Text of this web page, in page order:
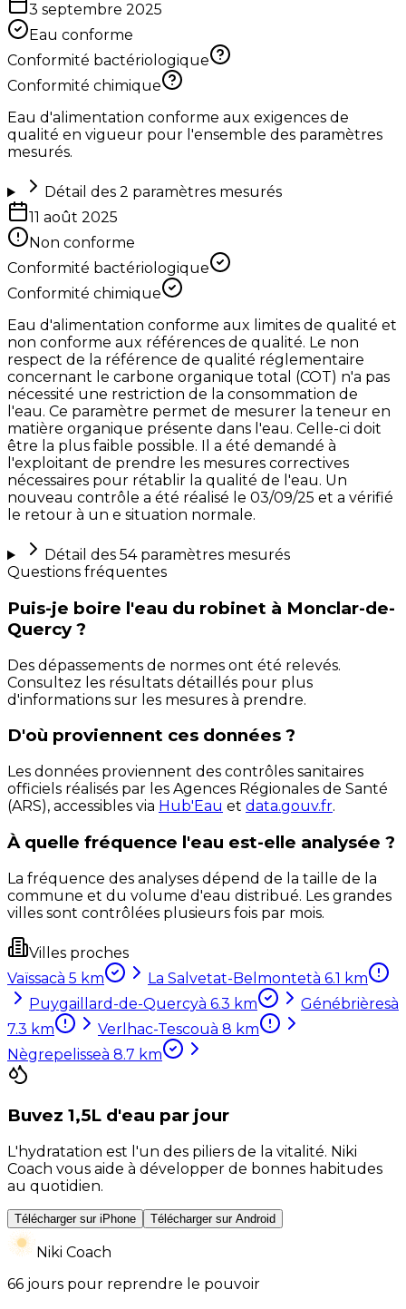
3 septembre 2025
Eau conforme
Conformité bactériologique
Conformité chimique
Eau d'alimentation conforme aux exigences de
qualité en vigueur pour l'ensemble des paramètres
mesurés.
Détail des 2 paramètres mesurés
11 août 2025
Non conforme
Conformité bactériologique
Conformité chimique
Eau d'alimentation conforme aux limites de qualité et
non conforme aux références de qualité. Le non
respect de la référence de qualité réglementaire
concernant le carbone organique total (COT) n'a pas
nécessité une restriction de la consommation de
l'eau. Ce paramètre permet de mesurer la teneur en
matière organique présente dans l'eau. Celle-ci doit
être la plus faible possible. Il a été demandé à
l'exploitant de prendre les mesures correctives
nécessaires pour rétablir la qualité de l'eau. Un
nouveau contrôle a été réalisé le 03/09/25 et a vérifié
le retour à un e situation normale.
Détail des 54paramètres mesurés
Questions fréquentes
Puis-je boire l'eau du robinet à Monclar-de-
Quercy ?
Des dépassements de normes ont été relevés.
Consultez les résultats détaillés pour plus
d'informations sur les mesures à prendre.
D'où proviennent ces données ?
Les données proviennent des contrôles sanitaires
officiels réalisés par les Agences Régionales de Santé
(ARS), accessibles via Hub'Eau et data.gouv.fr.
À quelle fréquence l'eau est-elle analysée ?
La fréquence des analyses dépend de la taille de la
commune et du volume d'eau distribué. Les grandes
villes sont contrôlées plusieurs fois par mois.
Villes proches
Vaïssacà 5 km La Salvetat-Belmontetà 6.1 km
Puygaillard-de-Quercyà 6.3 km Génébrièresà
7.3 km Verlhac-Tescouà 8 km
Nègrepelisseà 8.7 km
Buvez 1,5L d'eau par jour
L'hydratation est l'un des piliers de la vitalité. Niki
Coach vous aide à développer de bonnes habitudes
au quotidien.
Télécharger sur iPhone Télécharger sur Android
Niki Coach
66 jours pour reprendre le pouvoir